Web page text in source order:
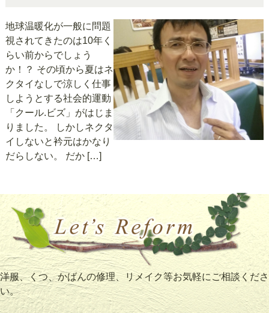
地球温暖化が一般に問題
視されてきたのは10年く
らい前からでしょう
か！？ その頃から夏はネ
クタイなしで涼しく仕事
しようとする社会的運動
「クール.ビズ」がはじま
りました。 しかしネクタ
イしないと衿元はかなり
だらしない。 だか […]
洋服、くつ、かばんの修理、リメイク等お気軽にご相談くださ
い。